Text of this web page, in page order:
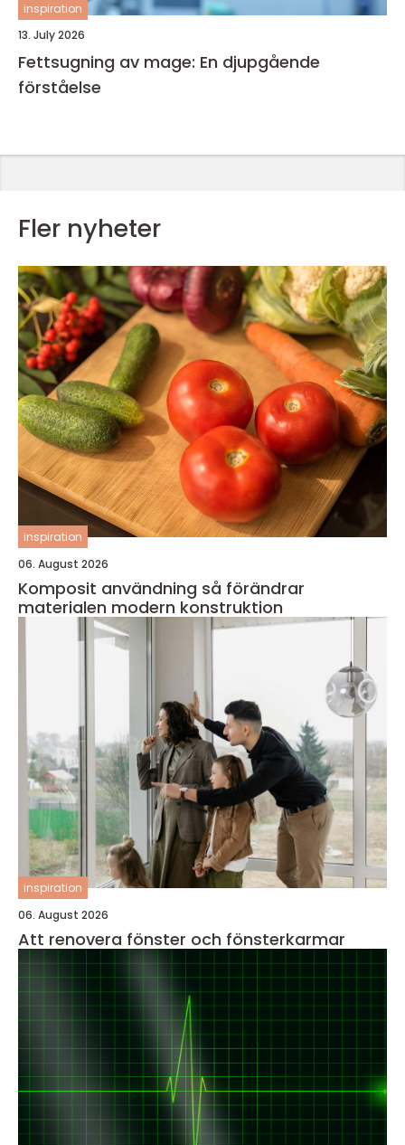
inspiration
13. July 2026
Fettsugning av mage: En djupgående
förståelse
Fler nyheter
inspiration
06. August 2026
Komposit användning så förändrar
materialen modern konstruktion
inspiration
06. August 2026
Att renovera fönster och fönsterkarmar